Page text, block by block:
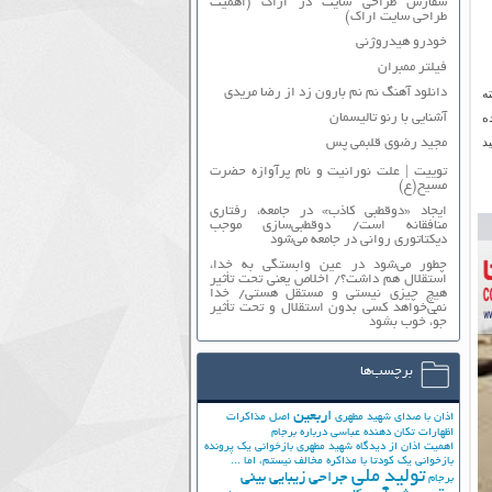
طراحی سایت اراک)
خودرو هیدروژنی
فیلتر ممبران
دانلود آهنگ نم نم بارون زد از رضا مریدی
آشنایی با رنو تالیسمان
مجید رضوی قلبمی پس
توییت | علت نورانیت و نام پرآوازه حضرت
مسیح(ع)
ایجاد «دوقطبی کاذب» در جامعه، رفتاری
منافقانه است/ دوقطبی‌سازی موجب
دیکتاتوری روانی در جامعه می‌شود
چطور می‌شود در عین وابستگی به خدا،
استقلال هم داشت؟/ اخلاص یعنی تحت تأثیر
هیچ چیزی نیستی و مستقل هستی/ خدا
نمی‌خواهد کسی بدون استقلال و تحت تأثیر
جوّ، خوب بشود
برچسب‌ها
اذان با صدای شهید مطهری اربعین اصل مذاکرات
اظهارات تکان دهنده عباسی درباره برجام
اهمیت اذان از دیدگاه شهید مطهری بازخوانی یک پرونده
بازخوانی یک کودتا با مذاکره مخالف نیستم، اما ...
برجام تولید ملی جراحی زیبایی بینی